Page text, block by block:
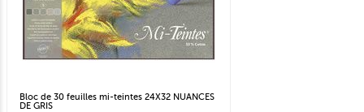
Bloc de 30 feuilles mi-teintes 24X32 NUANCES
DE GRIS